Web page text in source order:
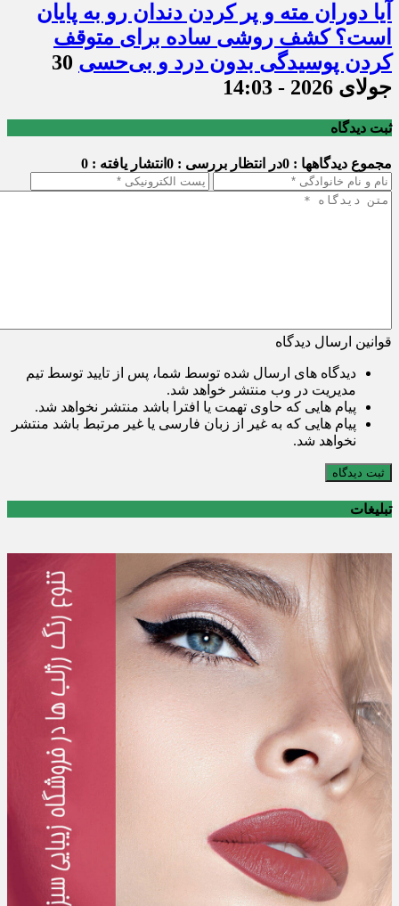
آیا دوران مته و پر کردن دندان رو به پایان
است؟ کشف روشی ساده برای متوقف
کردن پوسیدگی بدون درد و بی‌حسی 30
جولای 2026 - 14:03
ثبت دیدگاه
مجموع دیدگاهها : 0 در انتظار بررسی : 0 انتشار یافته : 0
قوانین ارسال دیدگاه
دیدگاه های ارسال شده توسط شما، پس از تایید توسط تیم
مدیریت در وب منتشر خواهد شد.
پیام هایی که حاوی تهمت یا افترا باشد منتشر نخواهد شد.
پیام هایی که به غیر از زبان فارسی یا غیر مرتبط باشد منتشر
نخواهد شد.
ثبت دیدگاه
تبلیغات